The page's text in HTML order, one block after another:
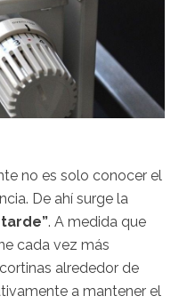
no es solo conocer el
De ahí surge la
. A medida que
cada vez más
alrededor de
a mantener el